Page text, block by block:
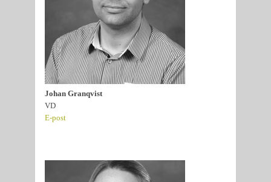
Johan Granqvist
VD
E-post